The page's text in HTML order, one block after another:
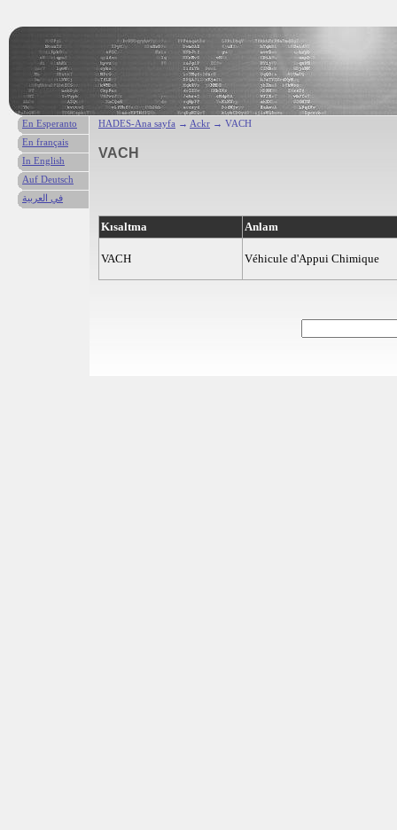
HADES-Ana sayfa → Ackr → VACH
VACH
Kısaltma Anlam
VACH Véhicule d'Appui Chimique
En Esperanto
En français
In English
Auf Deutsch
في العربية